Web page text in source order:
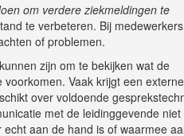
om verdere ziekmeldingen te
te verbeteren. Bij
of problemen.
zijn om te bekijken wat de
Vaak krijgt een externe
over voldoende
met de leidinggevende niet
aan de hand is of waarmee